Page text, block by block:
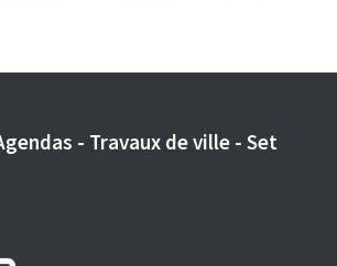
- Travaux de ville - Set